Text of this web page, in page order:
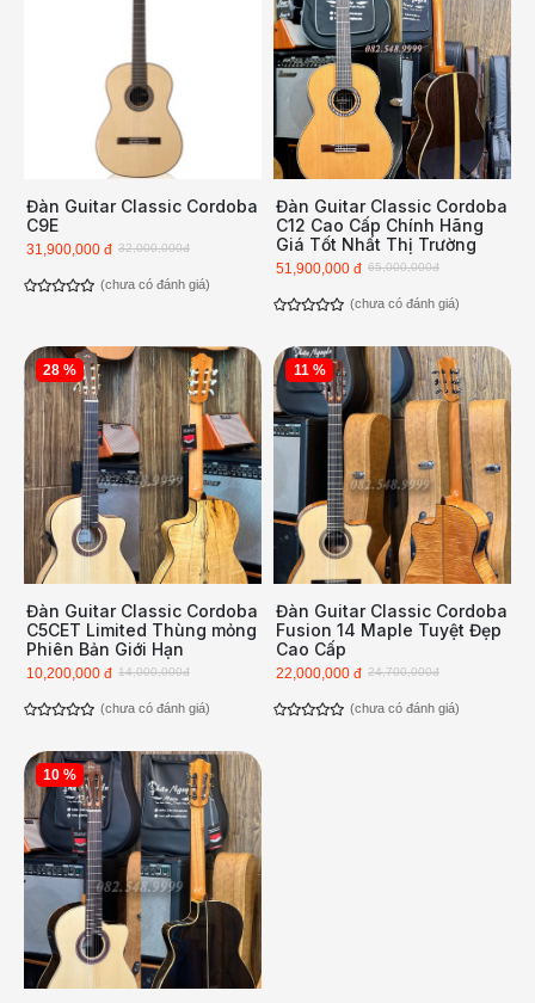
Đàn Guitar Classic Cordoba
C9E
32,000,000đ
31,900,000 đ
(chưa có đánh giá)
Đàn Guitar Classic Cordoba
C12 Cao Cấp Chính Hãng
Giá Tốt Nhất Thị Trường
65,000,000đ
51,900,000 đ
(chưa có đánh giá)
28 %
Đàn Guitar Classic Cordoba
C5CET Limited Thùng mỏng
Phiên Bản Giới Hạn
14,000,000đ
10,200,000 đ
(chưa có đánh giá)
11 %
Đàn Guitar Classic Cordoba
Fusion 14 Maple Tuyệt Đẹp
Cao Cấp
24,700,000đ
22,000,000 đ
(chưa có đánh giá)
10 %